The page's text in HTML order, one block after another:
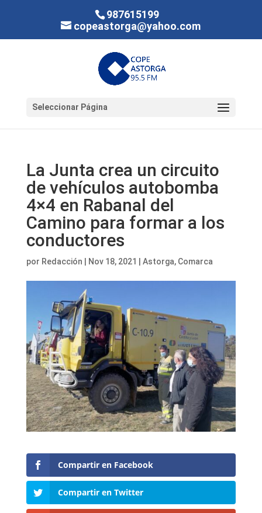
987615199
copeastorga@yahoo.com
Seleccionar Página
La Junta crea un circuito
de vehículos autobomba
4×4 en Rabanal del
Camino para formar a los
conductores
por Redacción Nov 18, 2021 Astorga, Comarca
Compartir en Facebook
Compartir en Twitter